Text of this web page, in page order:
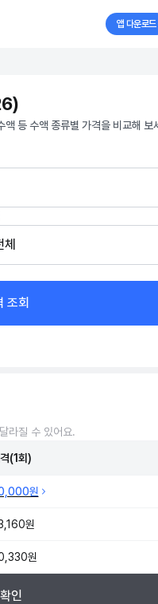
앱 다운로드
등 수액 종류별 가격을 비교해 보
체
조회
라질 수 있어요.
(1회)
원
원
원
인